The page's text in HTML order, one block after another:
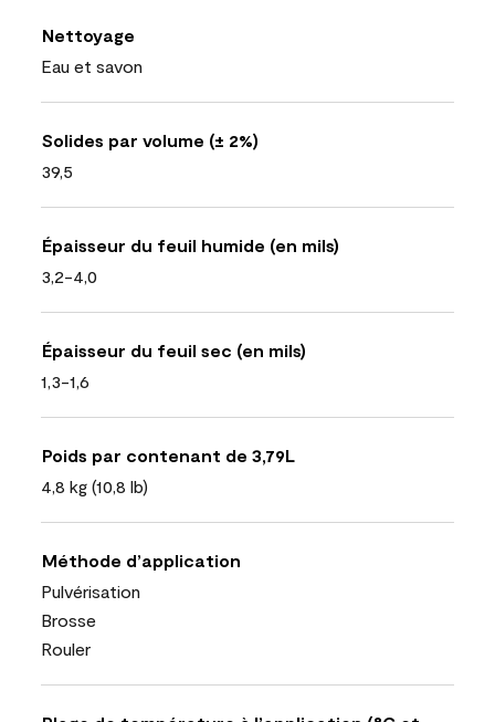
Nettoyage
Eau et savon
Solides par volume (± 2%)
39,5
Épaisseur du feuil humide (en mils)
3,2-4,0
Épaisseur du feuil sec (en mils)
1,3-1,6
Poids par contenant de 3,79L
4,8 kg (10,8 lb)
Méthode d’application
Pulvérisation
Brosse
Rouler